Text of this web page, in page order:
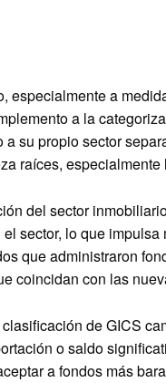
especialmente a
a la
su propio sector
raíces, especialmente
del sector
sector, lo que
que administraron
coincidan con las
de GICS
o saldo
a fondos más